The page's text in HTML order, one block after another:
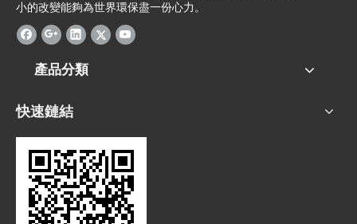
小的改變能夠為世界環保盡一份心力。
產品分類
快速鏈結